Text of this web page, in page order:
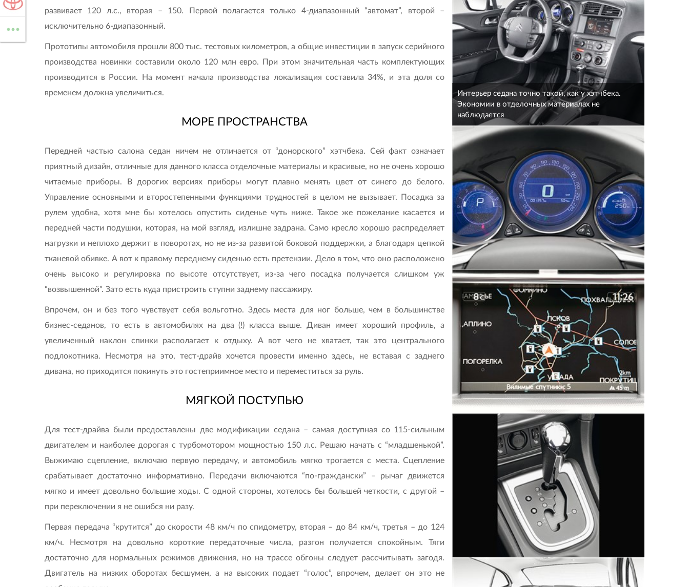
Интерьер седана точно такой, как у хэтчбека.
Экономии в отделочных материалах не
наблюдается
развивает 120 л.с., вторая – 150. Первой полагается только 4-диапазонный “автомат”, второй –
исключительно 6-диапазонный.
Прототипы автомобиля прошли 800 тыс. тестовых километров, а общие инвестиции в запуск серийного
производства новинки составили около 120 млн евро. При этом значительная часть комплектующих
производится в России. На момент начала производства локализация составила 34%, и эта доля со
временем должна увеличиться.
МОРЕ ПРОСТРАНСТВА
Передней частью салона седан ничем не отличается от “донорского” хэтчбека. Сей факт означает
приятный дизайн, отличные для данного класса отделочные материалы и красивые, но не очень хорошо
читаемые приборы. В дорогих версиях приборы могут плавно менять цвет от синего до белого.
Управление основными и второстепенными функциями трудностей в целом не вызывает. Посадка за
рулем удобна, хотя мне бы хотелось опустить сиденье чуть ниже. Такое же пожелание касается и
передней части подушки, которая, на мой взгляд, излишне задрана. Само кресло хорошо распределяет
нагрузки и неплохо держит в поворотах, но не из-за развитой боковой поддержки, а благодаря цепкой
тканевой обивке. А вот к правому переднему сиденью есть претензии. Дело в том, что оно расположено
очень высоко и регулировка по высоте отсутствует, из-за чего посадка получается слишком уж
“возвышенной”. Зато есть куда пристроить ступни заднему пассажиру.
Впрочем, он и без того чувствует себя вольготно. Здесь места для ног больше, чем в большинстве
бизнес-седанов, то есть в автомобилях на два (!) класса выше. Диван имеет хороший профиль, а
увеличенный наклон спинки располагает к отдыху. А вот чего не хватает, так это центрального
подлокотника. Несмотря на это, тест-драйв хочется провести именно здесь, не вставая с заднего
дивана, но приходится покинуть это гостеприимное место и переместиться за руль.
МЯГКОЙ ПОСТУПЬЮ
Для тест-драйва были предоставлены две модификации седана – самая доступная со 115-сильным
двигателем и наиболее дорогая с турбомотором мощностью 150 л.с. Решаю начать с “младшенькой”.
Выжимаю сцепление, включаю первую передачу, и автомобиль мягко трогается с места. Сцепление
срабатывает достаточно информативно. Передачи включаются “по-граждански” – рычаг движется
мягко и имеет довольно большие ходы. С одной стороны, хотелось бы большей четкости, с другой –
при переключении я не ошибся ни разу.
Первая передача “крутится” до скорости 48 км/ч по спидометру, вторая – до 84 км/ч, третья – до 124
км/ч. Несмотря на довольно короткие передаточные числа, разгон получается спокойным. Тяги
достаточно для нормальных режимов движения, но на трассе обгоны следует рассчитывать загодя.
Двигатель на низких оборотах бесшумен, а на высоких подает “голос”, впрочем, делает он это не
... ВСЕ МАРКИ